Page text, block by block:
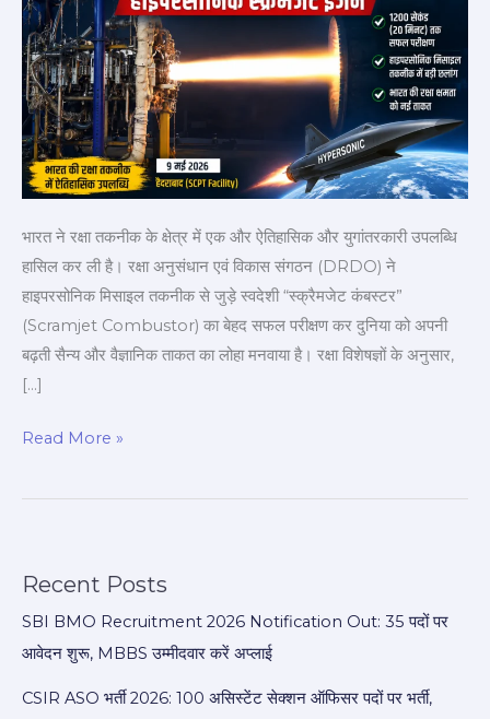
भारत ने रक्षा तकनीक के क्षेत्र में एक और ऐतिहासिक और युगांतरकारी उपलब्धि
हासिल कर ली है। रक्षा अनुसंधान एवं विकास संगठन (DRDO) ने
हाइपरसोनिक मिसाइल तकनीक से जुड़े स्वदेशी “स्क्रैमजेट कंबस्टर”
(Scramjet Combustor) का बेहद सफल परीक्षण कर दुनिया को अपनी
बढ़ती सैन्य और वैज्ञानिक ताकत का लोहा मनवाया है। रक्षा विशेषज्ञों के अनुसार,
[…]
20
मिनट
तक
गूंजी
स्वदेशी
स्क्रैमजेट
इंजन
ताकत
Read More »
Recent Posts
SBI BMO Recruitment 2026 Notification Out: 35 पदों पर
आवेदन शुरू, MBBS उम्मीदवार करें अप्लाई
CSIR ASO भर्ती 2026: 100 असिस्टेंट सेक्शन ऑफिसर पदों पर भर्ती,